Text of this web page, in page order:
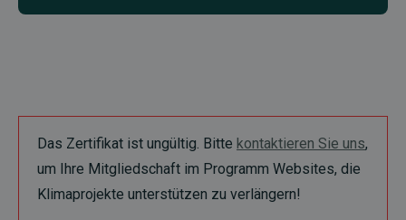
Das Zertifikat ist ungültig. Bitte kontaktieren Sie uns,
um Ihre Mitgliedschaft im Programm Websites, die
Klimaprojekte unterstützen zu verlängern!